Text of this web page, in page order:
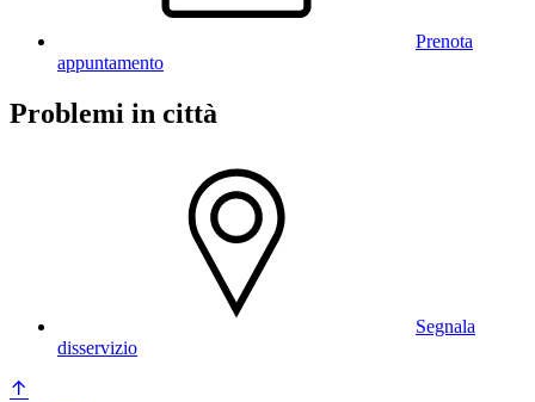
Prenota
appuntamento
Problemi in città
Segnala
disservizio